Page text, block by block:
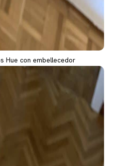
Hue con embellecedor